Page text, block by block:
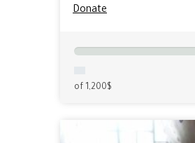
Donate
of 1,200$